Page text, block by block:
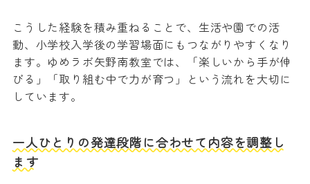
こうした経験を積み重ねることで、生活や園での活
動、小学校入学後の学習場面にもつながりやすくなり
ます。ゆめラボ矢野南教室では、「楽しいから手が伸
びる」「取り組む中で力が育つ」という流れを大切に
しています。
一人ひとりの発達段階に合わせて内容を調整し
ます